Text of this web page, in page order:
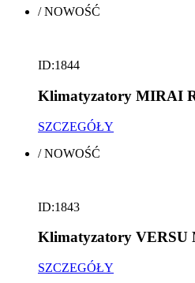
/NOWOŚĆ
ID:1844
Klimatyzatory MIRAI
SZCZEGÓŁY
/NOWOŚĆ
ID:1843
Klimatyzatory VERSU
SZCZEGÓŁY